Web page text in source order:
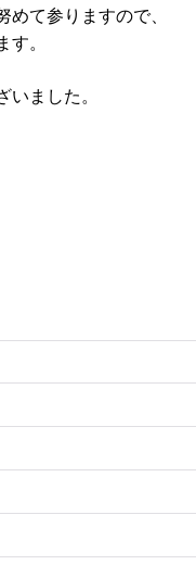
て参りますので、
す。
いました。